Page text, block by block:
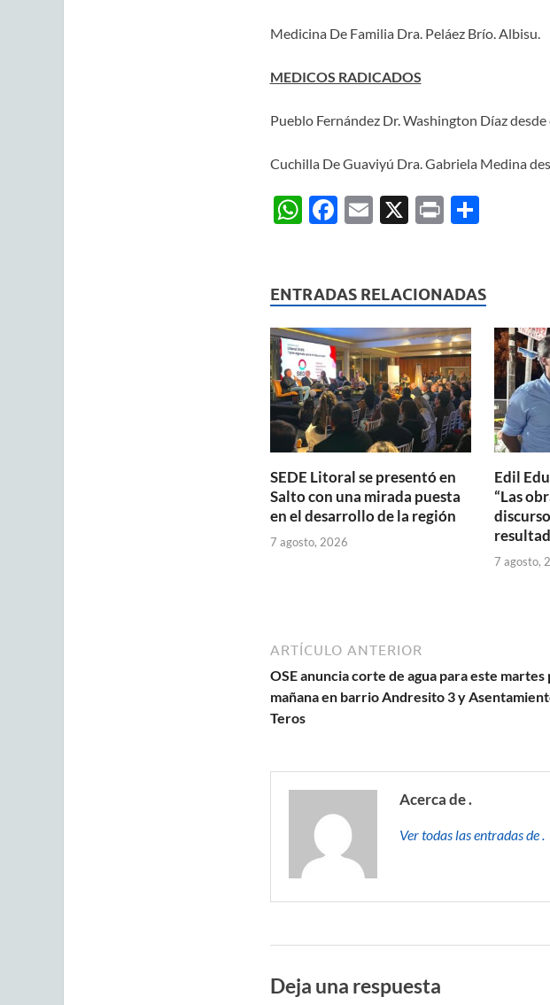
Medicina De Familia Dra. Peláez Brío. Albisu.
MEDICOS RADICADOS
Pueblo Fernández Dr. Washington Díaz
Cuchilla De Guaviyú Dra. Gabriela Medina
W
s
A
p
p
F
b
o
o
k
E X P C
p
ar
ti
ENTRADAS RELACIONADAS
SEDE Litoral se presentó en
Salto con una mirada puesta
en el desarrollo de la región
7 agosto, 2026
Edil
“Las
7 agosto,
ARTÍCULO ANTERIOR
OSE anuncia corte de agua para este martes
mañana en barrio Andresito 3 y
Teros
Acerca de .
Ver todas las entradas de
Deja una respuesta